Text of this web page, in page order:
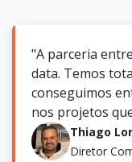
"A parceria
data. Temos
conseguimos
nos projetos
Thiago
Diretor